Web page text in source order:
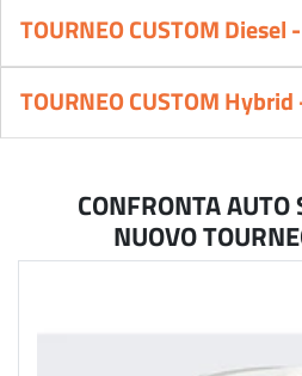
TOURNEO CUSTOM
TOURNEO CUSTOM
CONFRONTA
NUOVO